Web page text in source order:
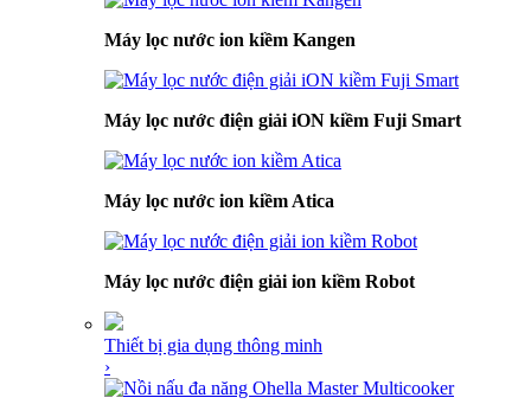
Máy lọc nước ion kiềm Kangen
Máy lọc nước điện giải iON kiềm Fuji Smart
Máy lọc nước ion kiềm Atica
Máy lọc nước điện giải ion kiềm Robot
Thiết bị gia dụng thông minh
›